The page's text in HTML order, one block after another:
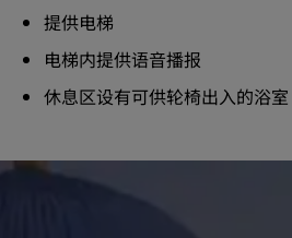
提供电梯
电梯内提供语音播报
休息区设有可供轮椅出入的浴室